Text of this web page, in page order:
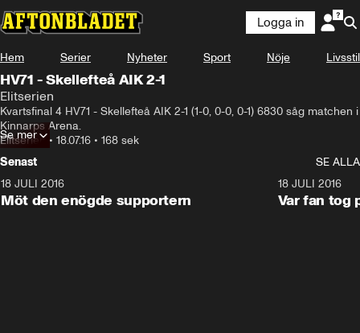
Logga in
Hem Serier Nyheter Sport Nöje Livsstil
HV71 - Skellefteå AIK 2-1
Elitserien
Kvartsfinal 4 HV71 - Skellefteå AIK 2-1 (1-0, 0-0, 0-1) 6830 såg matchen i
Kinnarps Arena.
Elitserien• 18.07.16 • 168 sek
Se mer
Senast
SE ALLA
18 JULI 2016
Möt den enögde supportern
18 JULI 2016
Var fan tog